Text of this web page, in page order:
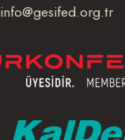
info@gesifed.org.tr